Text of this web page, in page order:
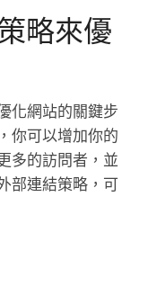
略來優
化網站的關鍵步
你可以增加你的
多的訪問者，並
部連結策略，可